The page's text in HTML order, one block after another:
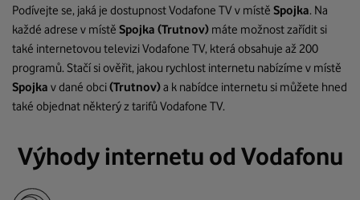
Podívejte se, jaká je dostupnost Vodafone TV v místě Spojka. Na
každé adrese v místě Spojka (Trutnov) máte možnost zařídit si
také internetovou televizi Vodafone TV, která obsahuje až 200
programů. Stačí si ověřit, jakou rychlost internetu nabízíme v místě
Spojka v dané obci(Trutnov)a k nabídce internetu si můžete hned
také objednat některý z tarifů Vodafone TV.
Výhody internetu od Vodafonu